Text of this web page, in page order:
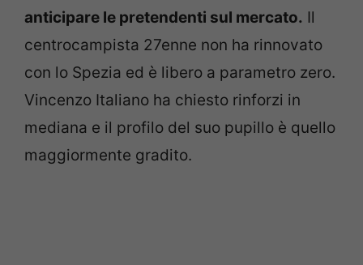
anticipare le pretendenti sul mercato. Il
centrocampista 27enne non ha rinnovato
con lo Spezia ed è libero a parametro zero.
Vincenzo Italiano ha chiesto rinforzi in
mediana e il profilo del suo pupillo è quello
maggiormente gradito.